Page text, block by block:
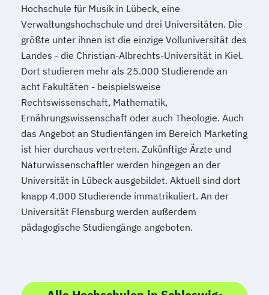
Hochschule für Musik in Lübeck, eine
Verwaltungshochschule und drei Universitäten. Die
größte unter ihnen ist die einzige Volluniversität des
Landes - die Christian-Albrechts-Universität in Kiel.
Dort studieren mehr als 25.000 Studierende an
acht Fakultäten - beispielsweise
Rechtswissenschaft, Mathematik,
Ernährungswissenschaft oder auch Theologie. Auch
das Angebot an Studienfängen im Bereich Marketing
ist hier durchaus vertreten. Zukünftige Ärzte und
Naturwissenschaftler werden hingegen an der
Universität in Lübeck ausgebildet. Aktuell sind dort
knapp 4.000 Studierende immatrikuliert. An der
Universität Flensburg werden außerdem
pädagogische Studiengänge angeboten.